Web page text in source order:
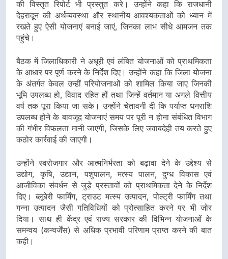
की विस्तृत रिपोर्ट भी प्रस्तुत करे। उन्होंने कहा कि राजधानी
देहरादून की अर्थव्यवस्था और स्थानीय आवश्यकताओं को ध्यान में
रखते हुए ऐसी योजनाएं बनाई जाएं, जिनका लाभ सीधे आमजन तक
पहुंचे।
बैठक में जिलाधिकारी ने अधूरी एवं लंबित योजनाओं को प्राथमिकता
के आधार पर पूर्ण करने के निर्देश दिए। उन्होंने कहा कि जिला योजना
के अंतर्गत केवल उन्हीं परियोजनाओं को शामिल किया जाए जिनकी
भूमि उपलब्ध हो, विवाद रहित हों तथा जिन्हें वर्तमान या अगले वित्तीय
वर्ष तक पूरा किया जा सके। उन्होंने चेतावनी दी कि पर्याप्त धनराशि
उपलब्ध होने के बावजूद योजनाएं समय पर पूरी न होना संबंधित विभाग
की गंभीर विफलता मानी जाएगी, जिसके लिए जवाबदेही तय करते हुए
कठोर कार्रवाई की जाएगी।
उन्होंने स्वरोजगार और आत्मनिर्भरता को बढ़ावा देने के उद्देश्य से
उद्योग, कृषि, उद्यान, पशुपालन, मत्स्य पालन, दुग्ध विकास एवं
आजीविका संवर्धन से जुड़े प्रस्तावों को प्राथमिकता देने के निर्देश
दिए। ब्लूबेरी फार्मिंग, ट्राउट मत्स्य उत्पादन, पोल्ट्री फार्मिंग तथा
गन्ना उत्पादन जैसी गतिविधियों को प्रोत्साहित करने पर भी जोर
दिया। साथ ही केंद्र एवं राज्य सरकार की विभिन्न योजनाओं के
समन्वय (कन्वर्जेंस) से अधिक प्रभावी परिणाम प्राप्त करने की बात
कही।